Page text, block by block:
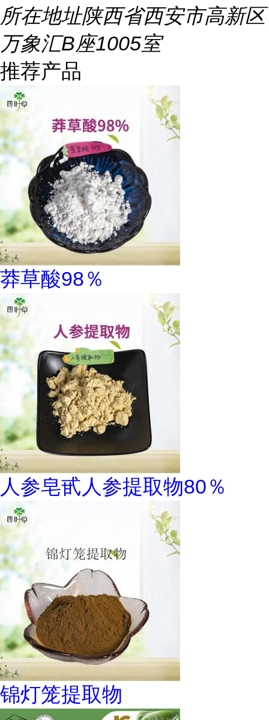
所在地址陕西省西安市高新区
万象汇B座1005室
推荐产品
莽草酸98％
人参皂甙人参提取物80％
锦灯笼提取物